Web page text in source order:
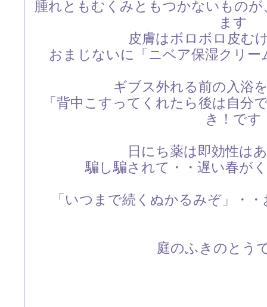
腫れともむくみともつかないもの
ます
皮膚はボロボロ皮む
おまじないに「ニベア保湿クリ
ギブス外れる前の入浴
「背中こすってくれたら後は自分
き！です
日にち薬は即効性は
騙し騙されて・・遅い春が
「いつまで続くぬかるみぞ」・
庭のふきのとう